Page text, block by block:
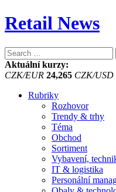
Retail News
Vyhledávání
Aktuální kurzy:
CZK/EUR 24,265 CZK/USD
Rubriky
Rozhovor
Trendy & trhy
Téma
Obchod
Sortiment
Vybavení,
IT & logistika
Personální